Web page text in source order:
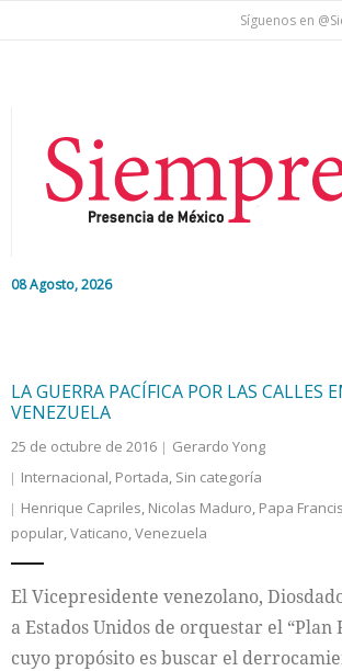
Síguenos en
08 Agosto, 2026
Colaboradores
Internacional
Cultura
LA GUERRA PACÍFICA POR LAS CALLES
VENEZUELA
25 de octubre de 2016
Gerardo Yong
Internacional, Portada, Sin categoría
Henrique Capriles, Nicolas Maduro, Papa
popular,Vaticano,Venezuela
El Vicepresidente venezolano,
a Estados Unidos de orquestar el “Plan
cuyo propósito es buscar el